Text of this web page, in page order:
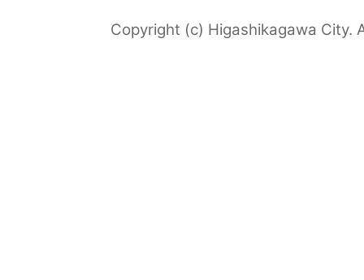
Copyright (c) Higashikagawa City.